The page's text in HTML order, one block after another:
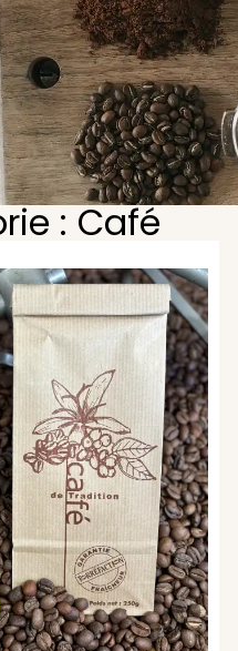
: Café